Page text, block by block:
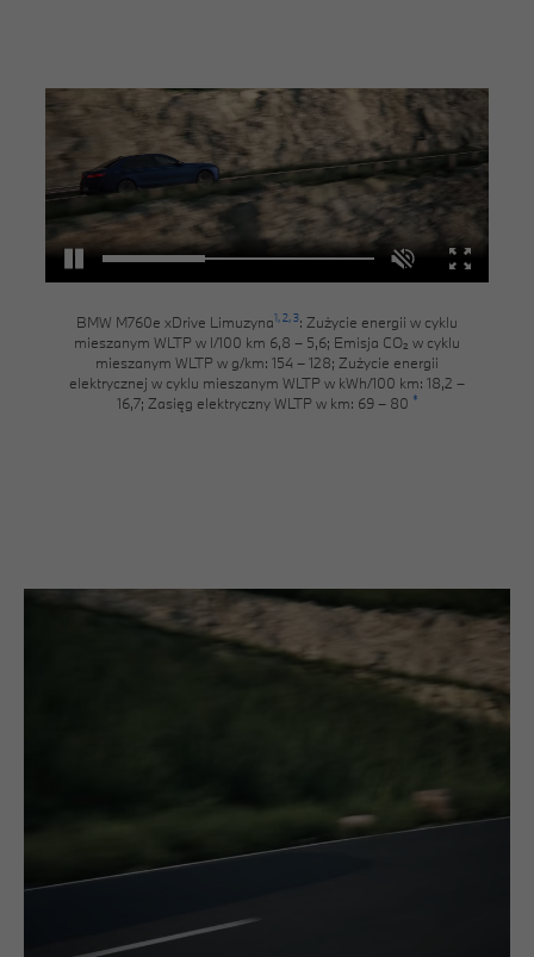
BMW M760e xDrive Limuzyna1,2,3: Zużycie energii w cyklu
mieszanym WLTP w l/100 km 6,8 – 5,6; Emisja CO₂ w cyklu
mieszanym WLTP w g/km: 154 – 128; Zużycie energii
elektrycznej w cyklu mieszanym WLTP w kWh/100 km: 18,2 –
16,7; Zasięg elektryczny WLTP w km: 69 – 80 *